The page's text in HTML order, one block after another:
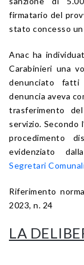
firmatario del
stato concesso
Anac ha
Carabinieri una
denunciato
denuncia aveva
trasferimento
servizio. Secondo
procedimento
evidenziato
Segretari
Riferimento
2023, n. 24
LA